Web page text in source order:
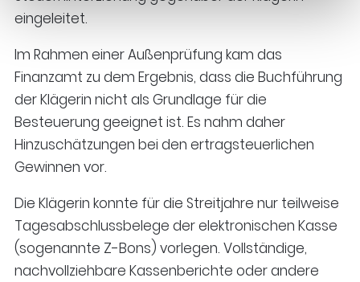
eingeleitet.
Im Rahmen einer Außenprüfung kam das
Finanzamt zu dem Ergebnis, dass die Buchführung
der Klägerin nicht als Grundlage für die
Besteuerung geeignet ist. Es nahm daher
Hinzuschätzungen bei den ertragsteuerlichen
Gewinnen vor.
Die Klägerin konnte für die Streitjahre nur teilweise
Tagesabschlussbelege der elektronischen Kasse
(sogenannte Z-Bons) vorlegen. Vollständige,
nachvollziehbare Kassenberichte oder andere